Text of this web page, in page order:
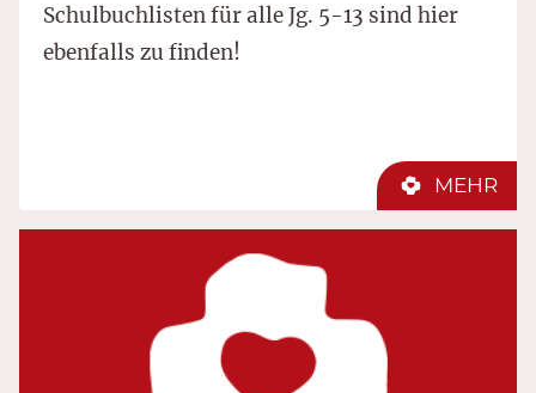
Schulbuchlisten für alle Jg. 5-13 sind hier
ebenfalls zu finden!
MEHR